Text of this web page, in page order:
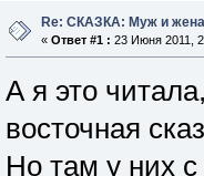
Re: СКАЗКА: Муж и
« Ответ #1 : 23 Июня 2011,
А я это
восточная
Но там у них